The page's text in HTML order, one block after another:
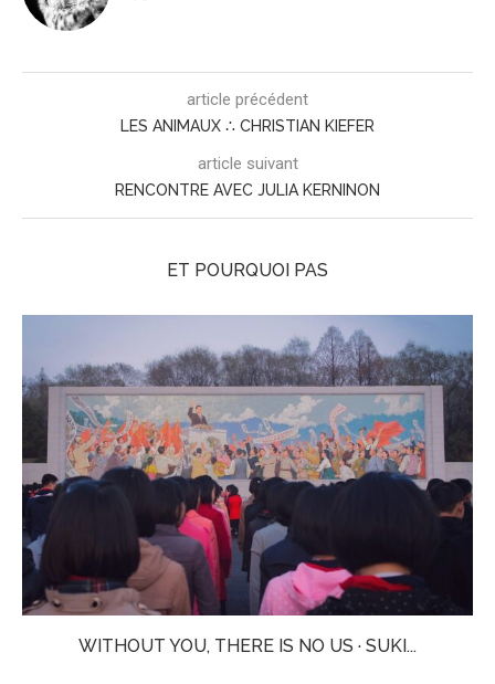
article précédent
LES ANIMAUX ∴ CHRISTIAN KIEFER
article suivant
RENCONTRE AVEC JULIA KERNINON
ET POURQUOI PAS
WITHOUT YOU, THERE IS NO US · SUKI...